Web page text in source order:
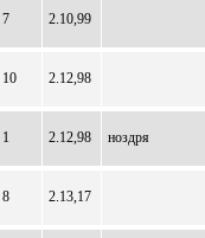
7 2.10,99
10 2.12,98
1 2.12,98 ноздря
8 2.13,17